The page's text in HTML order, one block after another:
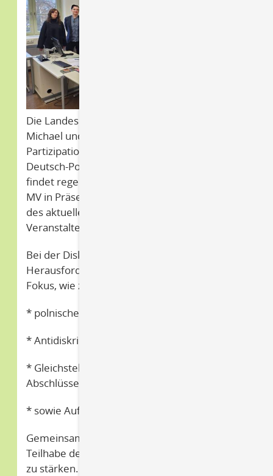
Die Landesintegrationsbeauftragte MV Jana
Michael und das Bundesnetzwerk für
Partizipation und Soziales luden erneut zum
Deutsch-Polnischer Dialog ein. Das Format
findet regelmäßig an wechselnden Orten in
MV in Präsenz sowie Online statt. Anlässlich
des aktuellen PolenmARkT-Festivals luden die
Veranstalter diesmal nach Greifswald ein.
Bei der Diskussionsrunde stehen Anliegen und
Herausforderungen der Polonia in MV im
Fokus, wie z.B.
* polnischer Spracherwerb,
* Antidiskriminierung,
* Gleichstellung und Anerkennung von
Abschlüssen
* sowie Aufbau von Strukturen.
Gemeinsames Ziel ist es die Integration und
Teilhabe der polnischen Gemeinschaft in MV
zu stärken.